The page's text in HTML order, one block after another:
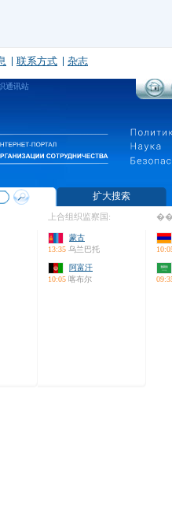
联系方式 杂志
通讯站
扩大搜索
上合组织监察国:
蒙古
13:35 乌兰巴托
阿富汗
10:05 喀布尔